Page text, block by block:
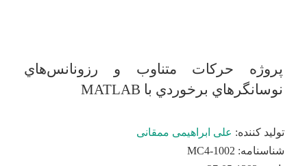
پروژه حرکات متناوب و رزونانس‌هاي
نوسانگرهاي برخوردي با MATLAB
تولید کننده: علی ابراهیمی ممقانی
شناسنامه: MC4-1002